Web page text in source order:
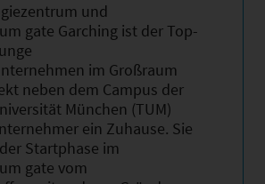
und
gate Garching ist der Top-
im Großraum
neben dem Campus der
München (TUM)
ein Zuhause. Sie
Startphase im
gate vom